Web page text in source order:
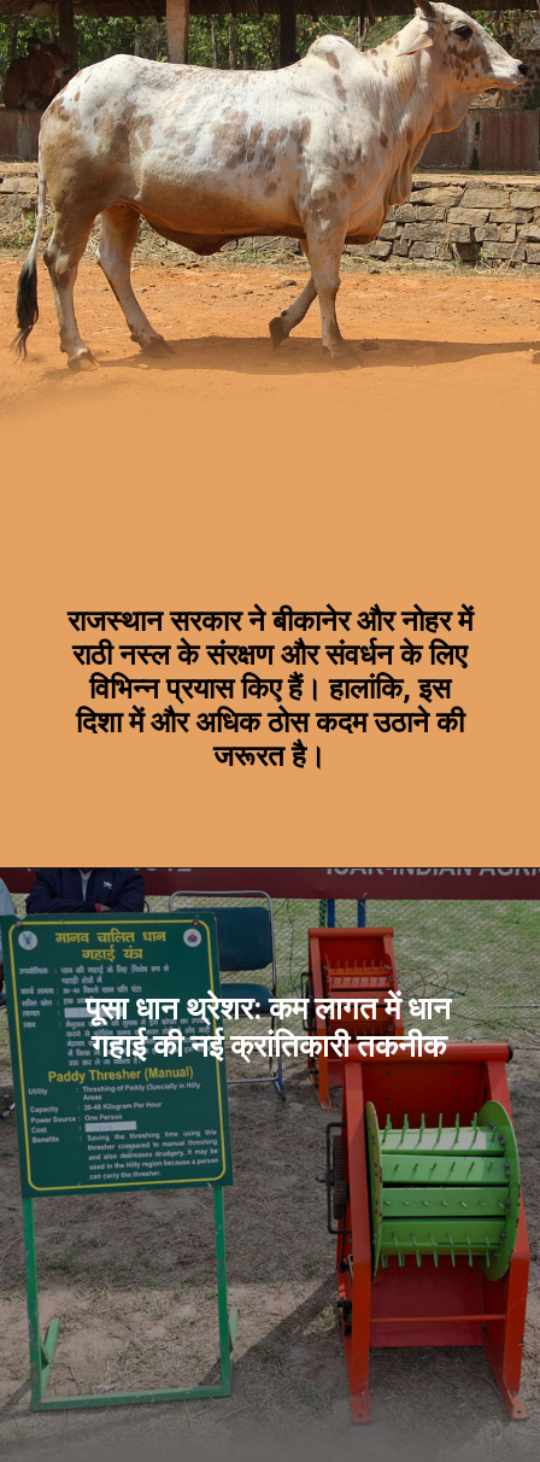
राजस्थान सरकार ने बीकानेर और नोहर में
राठी नस्ल के संरक्षण और संवर्धन के लिए
विभिन्न प्रयास किए हैं। हालांकि, इस
दिशा में और अधिक ठोस कदम उठाने की
जरूरत है।
पूसा धान थ्रेशर: कम लागत में धान
गहाई की नई क्रांतिकारी तकनीक